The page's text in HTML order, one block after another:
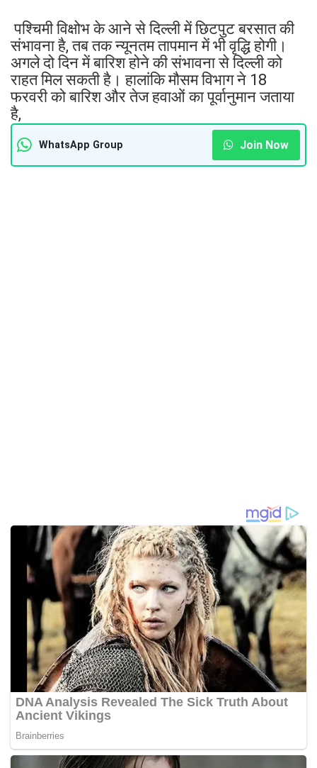
पश्चिमी विक्षोभ के आने से दिल्ली में छिटपुट बरसात की
संभावना है, तब तक न्यूनतम तापमान में भी वृद्धि होगी।
अगले दो दिन में बारिश होने की संभावना से दिल्ली को
राहत मिल सकती है। हालांकि मौसम विभाग ने 18
फरवरी को बारिश और तेज हवाओं का पूर्वानुमान जताया
है,
WhatsApp Group Join Now